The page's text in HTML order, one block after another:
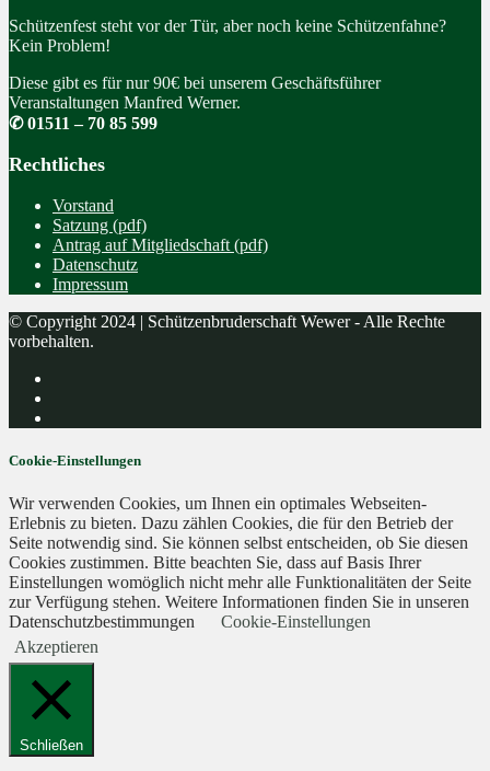
Schützenfest steht vor der Tür, aber noch keine Schützenfahne?
Kein Problem!
Diese gibt es für nur 90€ bei unserem Geschäftsführer
Veranstaltungen Manfred Werner.
✆ 01511 – 70 85 599
Rechtliches
Vorstand
Satzung (pdf)
Antrag auf Mitgliedschaft (pdf)
Datenschutz
Impressum
© Copyright 2024 | Schützenbruderschaft Wewer - Alle Rechte
vorbehalten.
Cookie-Einstellungen
Wir verwenden Cookies, um Ihnen ein optimales Webseiten-
Erlebnis zu bieten. Dazu zählen Cookies, die für den Betrieb der
Seite notwendig sind. Sie können selbst entscheiden, ob Sie diesen
Cookies zustimmen. Bitte beachten Sie, dass auf Basis Ihrer
Einstellungen womöglich nicht mehr alle Funktionalitäten der Seite
zur Verfügung stehen. Weitere Informationen finden Sie in unseren
Datenschutzbestimmungen
Cookie-Einstellungen
Akzeptieren
Schließen